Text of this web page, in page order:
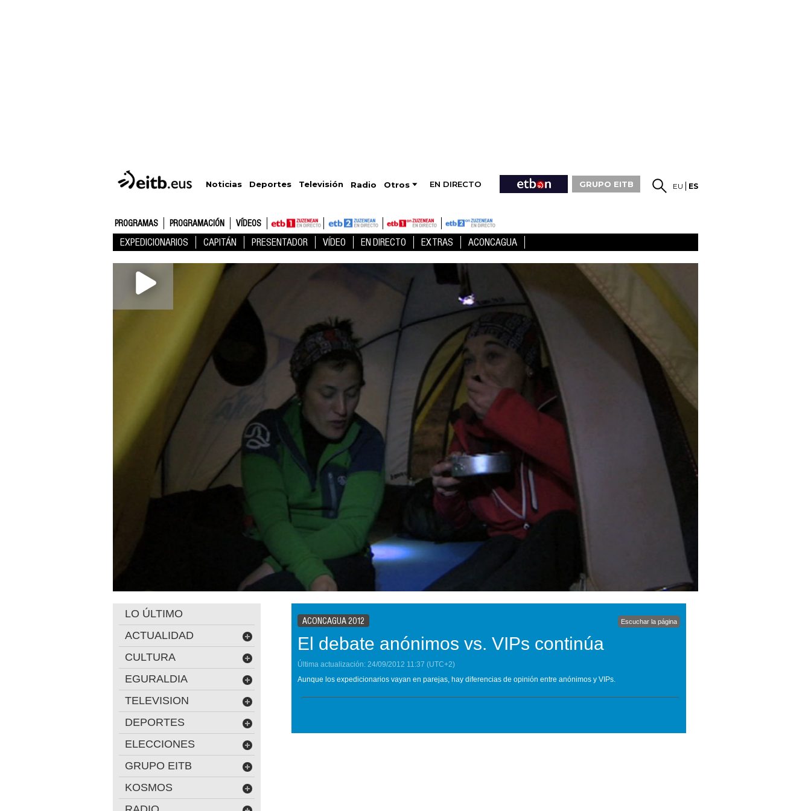
Noticias Deportes Televisión Radio Otros EN DIRECTO GRUPO EITB EU ES
PROGRAMAS PROGRAMACIÓN VÍDEOS
EXPEDICIONARIOS CAPITÁN PRESENTADOR VÍDEO EN DIRECTO EXTRAS ACONCAGUA
ACONCAGUA 2012 Escuchar la página
El debate anónimos vs. VIPs continúa
Última actualización: 24/09/2012 11:37 (UTC+2)
Aunque los expedicionarios vayan en parejas, hay diferencias de opinión entre anónimos y VIPs.
LO ÚLTIMO
ACTUALIDAD
CULTURA
EGURALDIA
TELEVISION
DEPORTES
ELECCIONES
GRUPO EITB
KOSMOS